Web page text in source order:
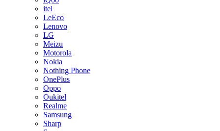
itel
LeEco
Lenovo
LG
Meizu
Motorola
Nokia
Nothing Phone
OnePlus
Oppo
Oukitel
Realme
Samsung
Sharp